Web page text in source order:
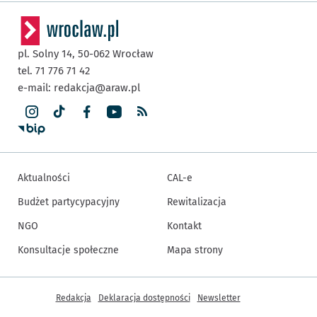
pl. Solny 14, 50-062 Wrocław
tel. 71 776 71 42
e-mail: redakcja@araw.pl
Aktualności
Budżet partycypacyjny
NGO
Konsultacje społeczne
CAL-e
Rewitalizacja
Kontakt
Mapa strony
Inne informacje
Redakcja Deklaracja dostępności Newsletter